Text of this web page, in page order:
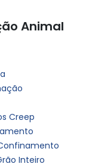
Animal
Creep
Inteiro